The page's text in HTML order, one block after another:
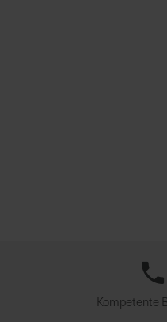
Kompetente